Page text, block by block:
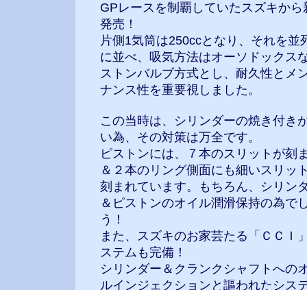
GPレースを制覇していたスズキから
発売！
片側1気筒は250ccとなり、それを並
に並べ、吸気方法はオーソドックス
ストンバルブ方式とし、耐久性とメ
ナンス性を重要視しました。
この当時は、シリンダーの焼き付き
い為、その対策は万全です。
ピストンには、７本のスリットが刻
＆２本のリング側面にも細いスリッ
刻まれています。もちろん、シリン
＆ピストンのオイル潤滑保持の為で
う！
また、スズキのお家芸たる「ＣＣＩ
ステムも完備！
シリンダー＆クランクシャフトへの
ルインジェクションと謳われたシス